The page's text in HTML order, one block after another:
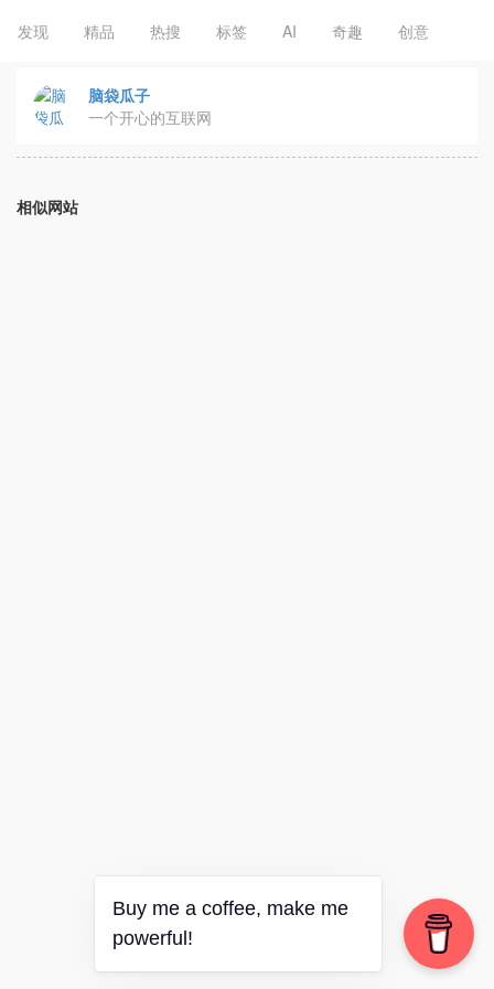
发现 精品 热搜 标签 AI 奇趣 创意
脑袋瓜子
一个开心的互联网
相似网站
Buy me a coffee, make me
powerful!